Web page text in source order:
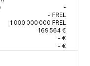
-
- FREL
1 000 000 000 FREL
169 564 €
- €
- €